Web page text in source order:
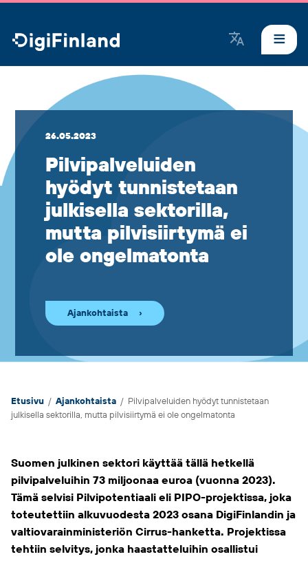
DigiFinland
26.05.2023
Pilvipalve­luiden
hyödyt tunnistetaan
julkisella sektorilla,
mutta pilvisiirtymä ei
ole ongelmatonta
Ajankohtaista
Etusivu / Ajankohtaista / Pilvipalve­luiden hyödyt tunnistetaan
julkisella sektorilla, mutta pilvisiirtymä ei ole ongelmatonta
Suomen julkinen sektori käyttää tällä hetkellä
pilvipalveluihin 73 miljoonaa euroa (vuonna 2023).
Tämä selvisi Pilvipotentiaali eli PIPO-projektissa, joka
toteutettiin alkuvuodesta 2023 osana DigiFinlandin ja
valtiovarainministeriön Cirrus-hanketta. Projektissa
tehtiin selvitys, jonka haastatteluihin osallistui